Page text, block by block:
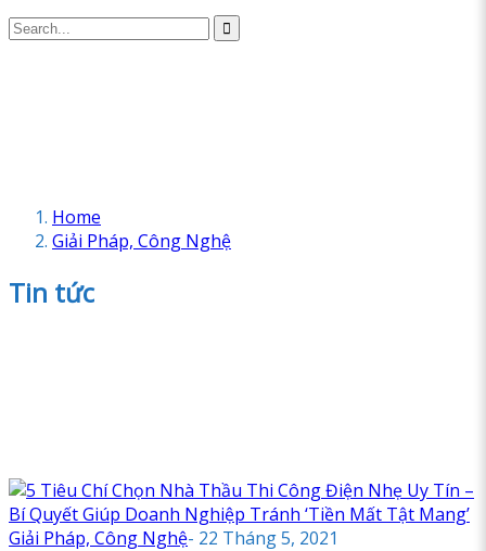
Home
Giải Pháp, Công Nghệ
Tin tức
Giải Pháp, Công Nghệ- 22 Tháng 5, 2021